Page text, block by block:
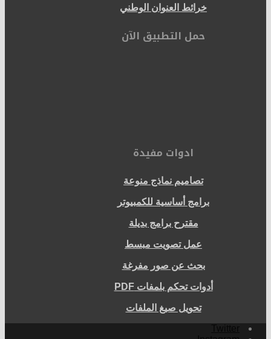
خرائط العنوان الوطني
حمل التطبيق الآن
ادوات مفيدة
تصاميم نماذج منوعة
برامج أساسية للكمبيوتر
مقترح برامج بديلة
عمل تصويت مبسط
بحث عن صور مفرغة
أدوات تحكم بلمفات PDF
تحويل صيغ الملفات